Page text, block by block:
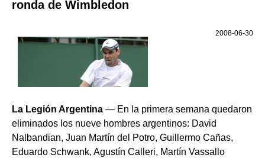
ronda de Wimbledon
2008-06-30
La Legión Argentina — En la primera semana quedaron
eliminados los nueve hombres argentinos: David
Nalbandian, Juan Martín del Potro, Guillermo Cañas,
Eduardo Schwank, Agustín Calleri, Martín Vassallo